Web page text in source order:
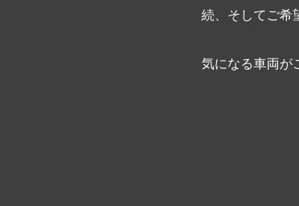
続、そしてご希
気になる車両が